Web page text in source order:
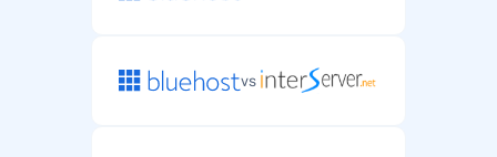
vs